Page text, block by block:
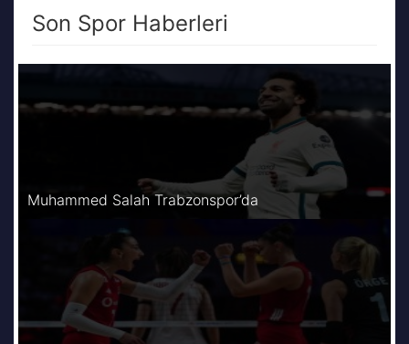
Son Spor Haberleri
Muhammed Salah Trabzonspor’da